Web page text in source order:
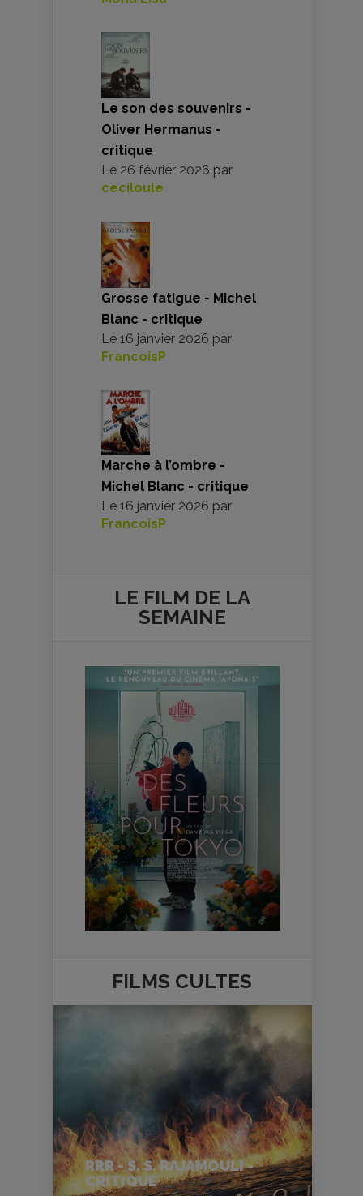
Le son des souvenirs -
Oliver Hermanus -
critique
Le 26 février 2026 par
ceciloule
Grosse fatigue - Michel
Blanc - critique
Le 16 janvier 2026 par
FrancoisP
Marche à l’ombre -
Michel Blanc - critique
Le 16 janvier 2026 par
FrancoisP
LE FILM DE LA
SEMAINE
FILMS CULTES
RRR - S. S. RAJAMOULI -
CRITIQUE